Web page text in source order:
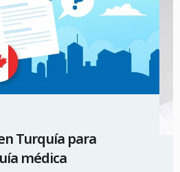
Turquía para
médica